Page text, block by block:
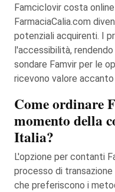
Famciclovir costa
FarmaciaCalia.com
potenziali acquirenti. I
l'accessibilità,
sondare Famvir per le
ricevono valore
Come ordinare
momento della
Italia?
L'opzione per contanti
processo di
che preferiscono i